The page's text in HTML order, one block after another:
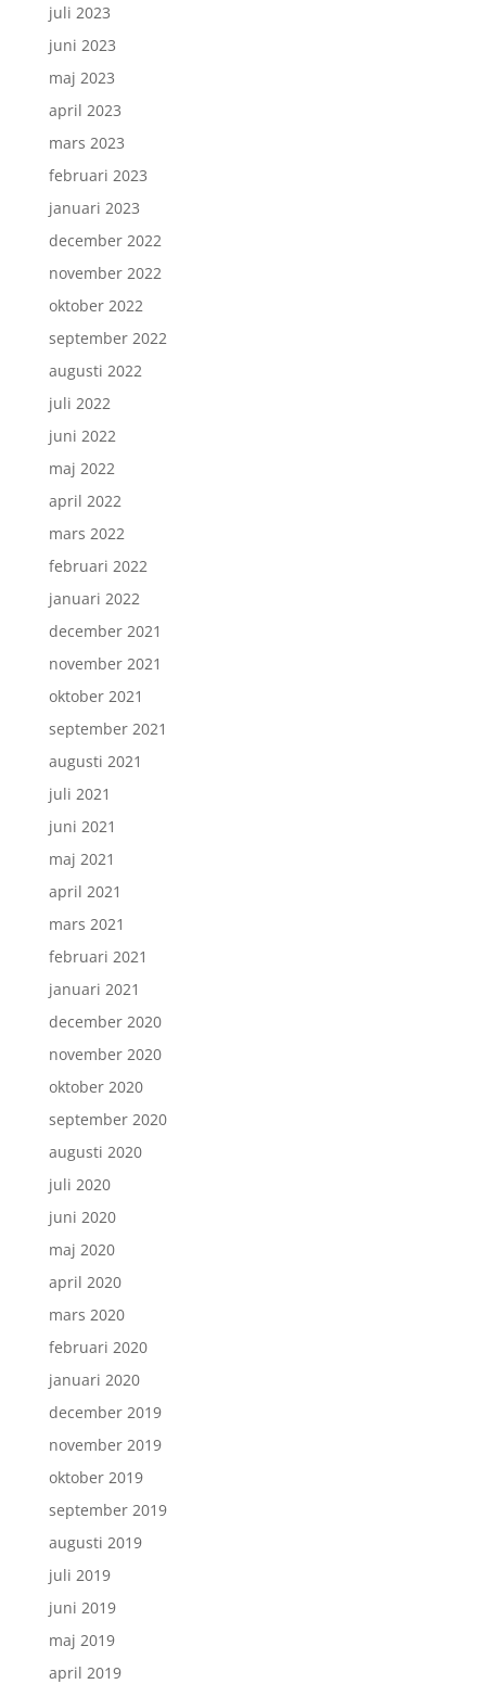
juli 2023
juni 2023
maj 2023
april 2023
mars 2023
februari 2023
januari 2023
december 2022
november 2022
oktober 2022
september 2022
augusti 2022
juli 2022
juni 2022
maj 2022
april 2022
mars 2022
februari 2022
januari 2022
december 2021
november 2021
oktober 2021
september 2021
augusti 2021
juli 2021
juni 2021
maj 2021
april 2021
mars 2021
februari 2021
januari 2021
december 2020
november 2020
oktober 2020
september 2020
augusti 2020
juli 2020
juni 2020
maj 2020
april 2020
mars 2020
februari 2020
januari 2020
december 2019
november 2019
oktober 2019
september 2019
augusti 2019
juli 2019
juni 2019
maj 2019
april 2019